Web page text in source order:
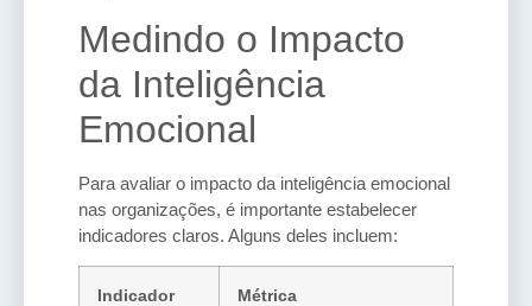
Medindo o Impacto
da Inteligência
Emocional
Para avaliar o impacto da inteligência emocional
nas organizações, é importante estabelecer
indicadores claros. Alguns deles incluem:
Indicador Métrica